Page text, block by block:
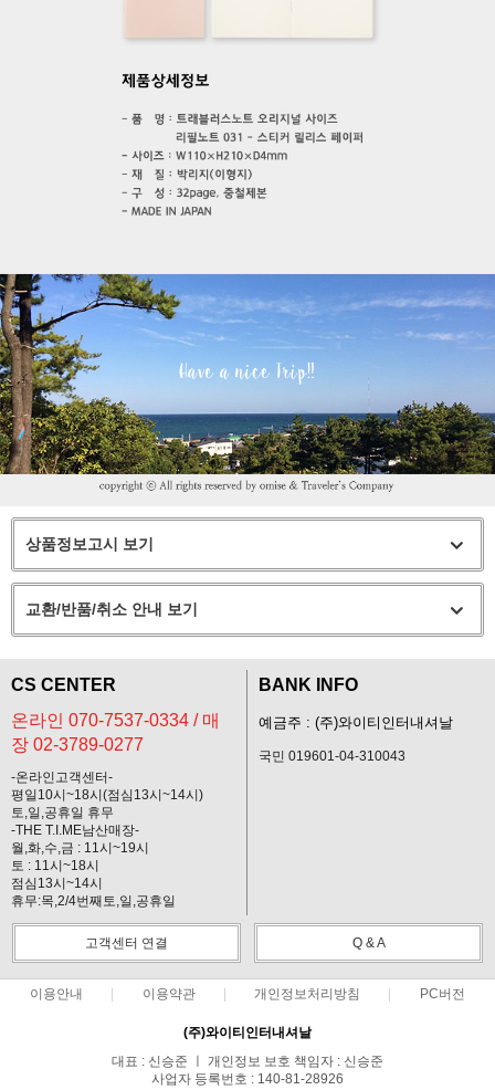
상품정보고시 보기
교환/반품/취소 안내 보기
CS CENTER
온라인 070-7537-0334 / 매
장 02-3789-0277
-온라인고객센터-
평일10시~18시(점심13시~14시)
토,일,공휴일 휴무
-THE T.I.ME남산매장-
월,화,수,금 : 11시~19시
토 : 11시~18시
점심13시~14시
휴무:목,2/4번째토,일,공휴일
BANK INFO
예금주 : (주)와이티인터내셔날
국민 019601-04-310043
고객센터 연결 Q & A
이용안내 이용약관 개인정보처리방침 PC버전
(주)와이티인터내셔날
대표 : 신승준 ㅣ 개인정보 보호 책임자 : 신승준
사업자 등록번호 : 140-81-28926